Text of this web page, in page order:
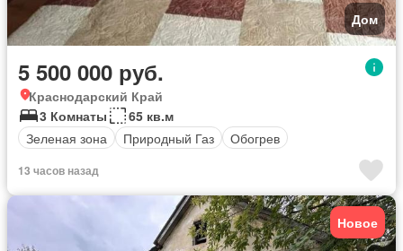
Дом
5 500 000 руб.
Краснодарский Край
3 Комнаты
65 кв.м
Зеленая зона
Природный Газ Обогрев
13 часов назад
Новое